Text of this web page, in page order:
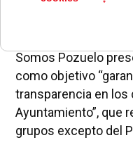
Somos Pozuelo
como objetivo
transparencia en los
Ayuntamiento”, que
grupos excepto del